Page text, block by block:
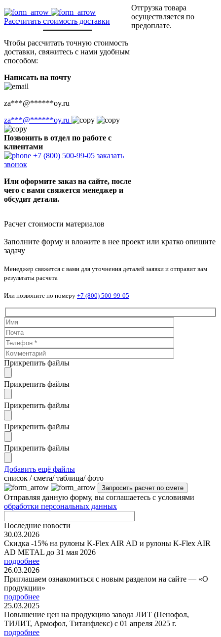
Рассчитать стоимость доставки
Чтобы рассчитать точную стоимость
доставки, свяжитесь с нами удобным
способом:
Написать на почту
za***@******oy.ru
za***@******oy.ru
Позвонить в отдел по работе с
клиентами
+7 (800) 500-99-05 заказать
звонок
Или оформите заказ на сайте, после
чего с вами свяжется менеджер и
обсудит детали.
Отгрузка товара
осуществляется по
предоплате.
Расчет стоимости материалов
Заполните форму и вложите в нее проект или кратко опишите
задачу
Менеджер свяжется с вами для уточнения деталей заявки и отправит вам
результаты расчета
Или позвоните по номеру +7 (800) 500-99-05
Прикрепить файлы
Прикрепить файлы
Прикрепить файлы
Прикрепить файлы
Прикрепить файлы
Добавить ещё файлы
cписок / смета/ таблица/ фото
Отправляя данную форму, вы соглашаетесь с условиями
обработки персональных данных
Последние новости
30.03.2026
Скидка -15% на рулоны K-Flex AIR AD и рулоны K-Flex AIR
AD METAL до 31 мая 2026
подробнее
26.03.2026
Приглашаем ознакомиться с новым разделом на сайте — «О
продукции»
подробнее
25.03.2025
Повышение цен на продукцию завода ЛИТ (Пенофол,
ТИЛИТ, Армофол, Титанфлекс) с 01 апреля 2025 г.
подробнее